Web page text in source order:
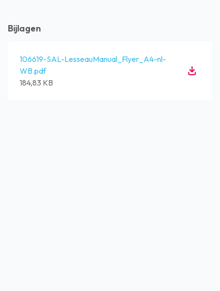
Bijlagen
106619-SAL-LesseauManual_Flyer_A4-nl-
WB.pdf
184,83 KB